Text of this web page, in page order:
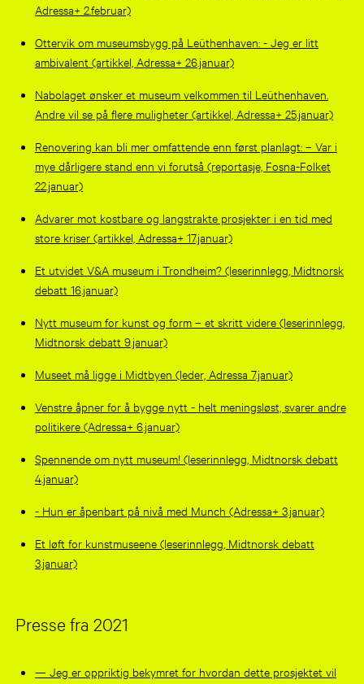
Adressa+ 2.februar)
Ottervik om museumsbygg på Leüthenhaven: - Jeg er litt
ambivalent (artikkel, Adressa+ 26.januar)
Nabolaget ønsker et museum velkommen til Leüthenhaven.
Andre vil se på flere muligheter (artikkel, Adressa+ 25.januar)
Renovering kan bli mer omfattende enn først planlagt: – Var i
mye dårligere stand enn vi forutså (reportasje, Fosna-Folket
22.januar)
Advarer mot kostbare og langstrakte prosjekter i en tid med
store kriser (artikkel, Adressa+ 17.januar)
Et utvidet V&A museum i Trondheim? (leserinnlegg, Midtnorsk
debatt 16.januar)
Nytt museum for kunst og form – et skritt videre (leserinnlegg,
Midtnorsk debatt 9.januar)
Museet må ligge i Midtbyen (leder, Adressa 7.januar)
Venstre åpner for å bygge nytt - helt meningsløst, svarer andre
politikere (Adressa+ 6.januar)
Spennende om nytt museum! (leserinnlegg, Midtnorsk debatt
4.januar)
- Hun er åpenbart på nivå med Munch (Adressa+ 3.januar)
Et løft for kunstmuseene (leserinnlegg, Midtnorsk debatt
3.januar)
Presse fra 2021
— Jeg er oppriktig bekymret for hvordan dette prosjektet vil